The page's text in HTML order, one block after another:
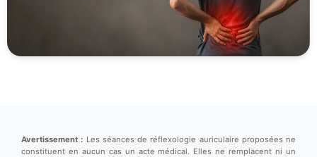
Avertissement : Les séances de réflexologie auriculaire proposées ne
constituent en aucun cas un acte médical. Elles ne remplacent ni un